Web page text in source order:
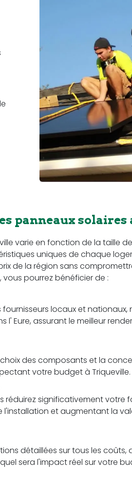
panneaux
varie en fonction de la taille
uniques de chaque
de la région sans
pourrez bénéficier de :
locaux et nationaux,
Eure, assurant le meilleur
des composants et la
votre budget à Triqueville.
réduirez significativement votre
et augmentant la
détaillées sur tous les coûts,
sera l'impact réel sur votre